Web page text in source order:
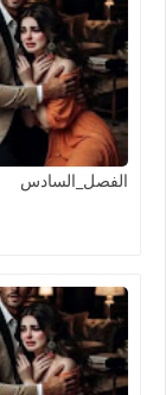
الفصل_السادس